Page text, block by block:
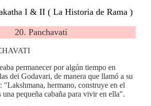
I & II ( La Historia de Rama )
20. Panchavati
permanecer por algún tiempo en
dei Godavari, de manera que llamó a su
"Lakshmana, hermano, construye en el
pequeña cabaña para vivir en ella".